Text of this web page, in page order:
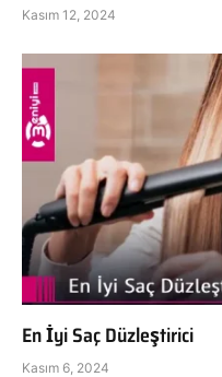
Kasım 12, 2024
En İyi Saç Düzleştirici
Kasım 6, 2024